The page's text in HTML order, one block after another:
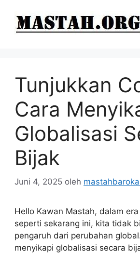
Tunjukkan
Cara
Globalisasi
Bijak
Juni 4, 2025 oleh
Hello Kawan Mastah, dalam
seperti sekarang ini, kita tidak
pengaruh dari perubahan
menyikapi globalisasi secara